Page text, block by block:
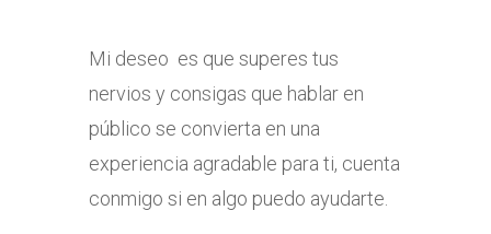
Mi deseo es que superes tus
nervios y consigas que hablar en
público se convierta en una
experiencia agradable para ti, cuenta
conmigo si en algo puedo ayudarte.